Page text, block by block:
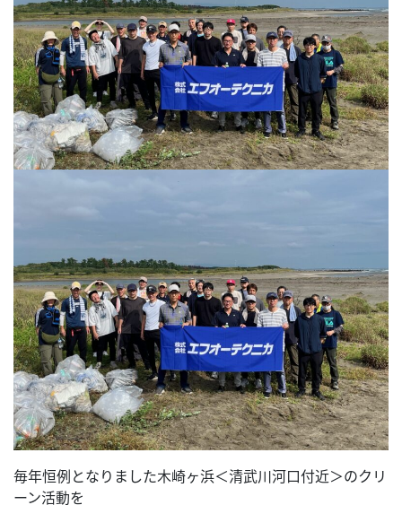
毎年恒例となりました木崎ヶ浜＜清武川河口付近＞のクリ
ーン活動を